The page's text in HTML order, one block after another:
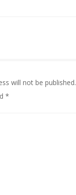
will not be published.
*